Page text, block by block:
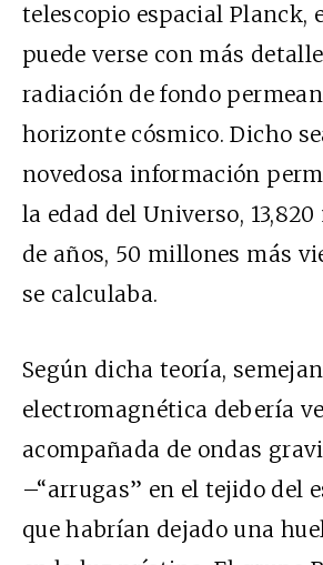
telescopio espacial Planck,
puede verse con más
radiación de fondo
horizonte cósmico. Dicho
novedosa información
la edad del Universo,
de años, 50 millones más
se calculaba.
Según dicha teoría,
electromagnética debería
acompañada de ondas
–“arrugas” en el tejido del
que habrían dejado una